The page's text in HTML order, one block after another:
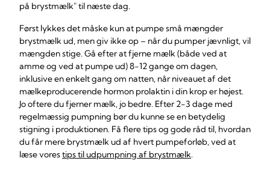
på brystmælk" til næste dag.
Først lykkes det måske kun at pumpe små mængder
brystmælk ud, men giv ikke op – når du pumper jævnligt, vil
mængden stige. Gå efter at fjerne mælk (både ved at
amme og ved at pumpe ud) 8-12 gange om dagen,
inklusive en enkelt gang om natten, når niveauet af det
mælkeproducerende hormon prolaktin i din krop er højest.
Jo oftere du fjerner mælk, jo bedre. Efter 2-3 dage med
regelmæssig pumpning bør du kunne se en betydelig
stigning i produktionen. Få flere tips og gode råd til, hvordan
du får mere brystmælk ud af hvert pumpeforløb, ved at
læse vorestips til udpumpning af brystmælk.